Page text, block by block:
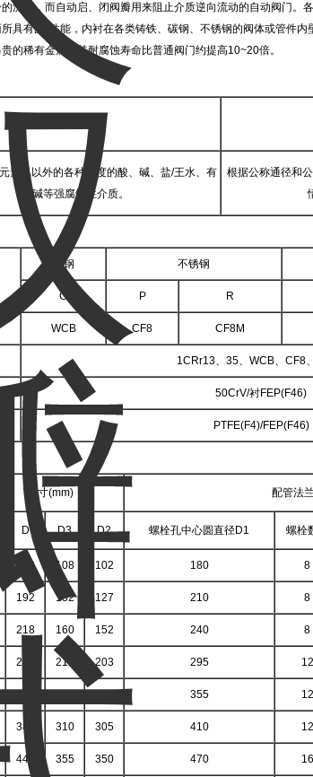
流动，而自动启、闭阀瓣用来阻止介质逆向流动的自动阀门。
具有的*性能，内衬在各类铸铁、碳钢、不锈钢的阀体或管件
的稀有金属，其耐腐蚀寿命比普通阀门约提高10~20倍。
素氟以外的各种浓度的酸、碱、盐/王水、有
机碱等强腐蚀性介质。
根据公称通径和
碳钢 不锈钢
C P R
WCB CF8 CF8M
1CRr13、35、WCB、CF8
50CrV/衬FEP(F46)
PTFE(F4)/FEP(F46)
尺寸(mm) 配管法
D D3 D2 螺栓孔中心圆直径D1 螺栓
162 108 102 180 8
192 132 127 210 8
218 160 152 240 8
273 210 203 295 12
355 12
384 310 305 410 12
444 355 350 470 16